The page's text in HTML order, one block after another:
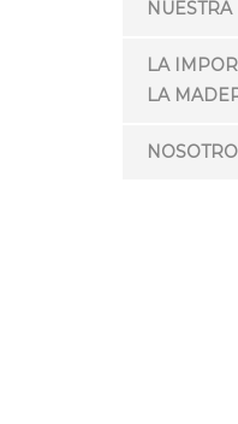
LA
LA